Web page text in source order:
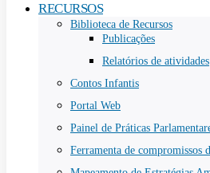
RECURSOS
Biblioteca de Recursos
Publicações
Relatórios de atividades
Contos Infantis
Portal Web
Painel de Práticas
Ferramenta de compromissos